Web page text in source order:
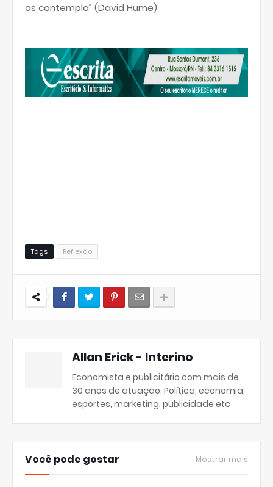
as contempla” (David Hume)
Tags Reflexão
Allan Erick - Interino
Economista e publicitário com mais de
30 anos de atuação. Política, economia,
esportes, marketing, publicidade etc
Você pode gostar Mostrar mais